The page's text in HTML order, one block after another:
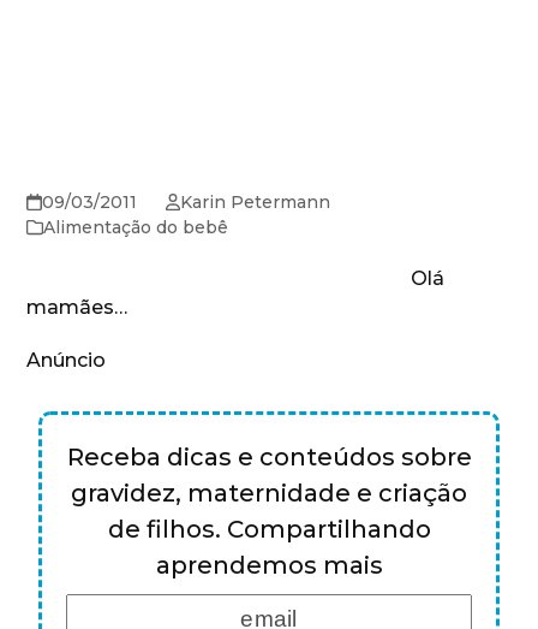
09/03/2011
Karin Petermann
Alimentação do bebê
Olá
mamães…
Anúncio
Receba dicas e conteúdos sobre
gravidez, maternidade e criação
de filhos. Compartilhando
aprendemos mais